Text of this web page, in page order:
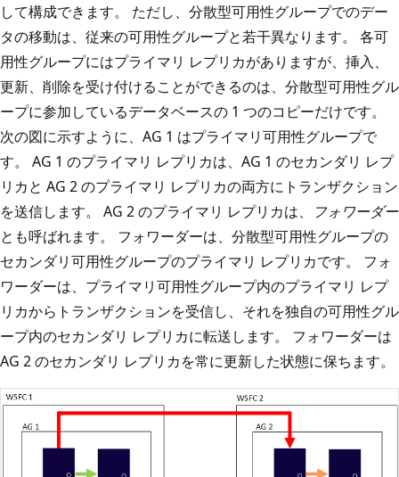
して構成できます。 ただし、分散型可用性グループでのデー
タの移動は、従来の可用性グループと若干異なります。 各可
用性グループにはプライマリ レプリカがありますが、挿入、
更新、削除を受け付けることができるのは、分散型可用性グル
ープに参加しているデータベースの 1 つのコピーだけです。
次の図に示すように、AG 1 はプライマリ可用性グループで
す。 AG 1 のプライマリ レプリカは、AG 1 のセカンダリ レプ
リカと AG 2 のプライマリ レプリカの両方にトランザクション
を送信します。 AG 2 のプライマリ レプリカは、
フォワーダー
とも呼ばれます。 フォワーダーは、分散型可用性グループの
セカンダリ可用性グループのプライマリ レプリカです。 フォ
ワーダーは、プライマリ可用性グループ内のプライマリ レプ
リカからトランザクションを受信し、それを独自の可用性グル
ープ内のセカンダリ レプリカに転送します。 フォワーダーは
AG 2 のセカンダリ レプリカを常に更新した状態に保ちます。